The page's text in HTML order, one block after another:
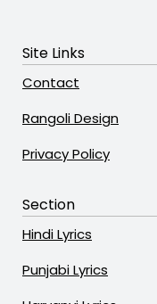
Site Links
Contact
Rangoli Design
Privacy Policy
Section
Hindi Lyrics
Punjabi Lyrics